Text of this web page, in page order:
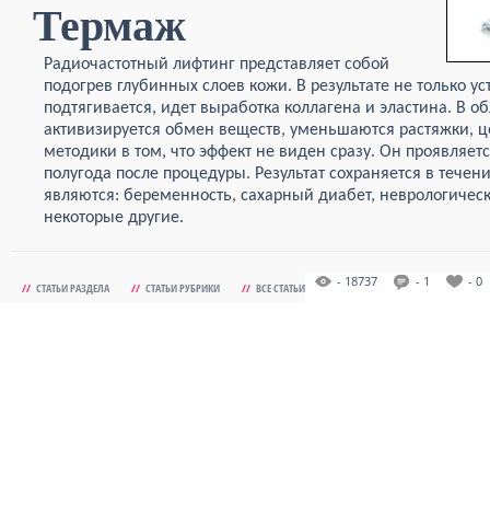
Термаж
Радиочастотный лифтинг представляет собой
подогрев глубинных слоев кожи. В результате не только
подтягивается, идет выработка коллагена и эластина. В
активизируется обмен веществ, уменьшаются растяжки,
методики в том, что эффект не виден сразу. Он
полугода после процедуры. Результат сохраняется в
являются: беременность, сахарный диабет,
некоторые другие.
// СТАТЬИ РАЗДЕЛА // СТАТЬИ РУБРИКИ // ВСЕ СТАТЬИ - 18737 - 1 - 0